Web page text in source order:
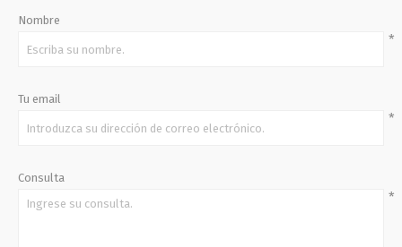
Nombre
*
Tu email
*
Consulta
*